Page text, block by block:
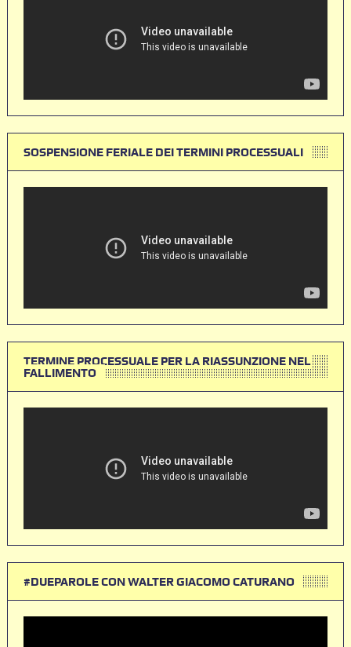
SOSPENSIONE FERIALE DEI TERMINI PROCESSUALI
TERMINE PROCESSUALE PER LA RIASSUNZIONE NEL
FALLIMENTO
#DUEPAROLE CON WALTER GIACOMO CATURANO